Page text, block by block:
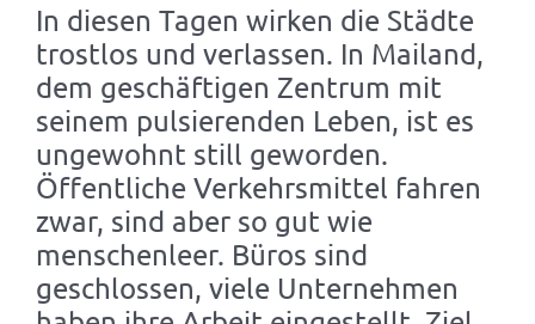
In diesen Tagen wirken die Städte
trostlos und verlassen. In Mailand,
dem geschäftigen Zentrum mit
seinem pulsierenden Leben, ist es
ungewohnt still geworden.
Öffentliche Verkehrsmittel fahren
zwar, sind aber so gut wie
menschenleer. Büros sind
geschlossen, viele Unternehmen